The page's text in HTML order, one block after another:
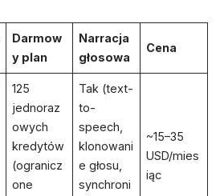
Darmow
y plan
Narracja
głosowa
Cena
125
jednoraz
owych
kredytów
(ogranicz
one
Tak (text-
to-
speech,
klonowani
e głosu,
synchroni
~15–35
USD/mies
iąc